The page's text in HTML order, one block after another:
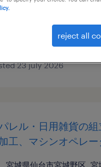
宮城県仙台市宮城野区, 宮
¥1210.00 per hour
23 july 2026
レル・日用雑貨の組
工、マシンオペレー
宮城県仙台市宮城野区, 宮
reject all